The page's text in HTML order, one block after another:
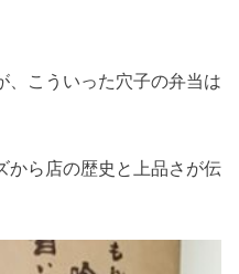
、こういった穴子の弁当は
から店の歴史と上品さが伝